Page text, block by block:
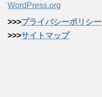
WordPress.org
>>>プライバシーポリシー
>>>サイトマップ